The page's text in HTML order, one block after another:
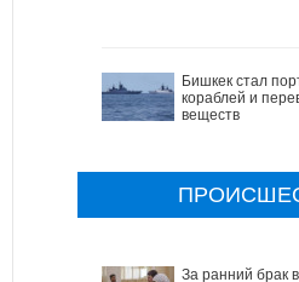
Бишкек стал
кораблей и
веществ
За ранний брак